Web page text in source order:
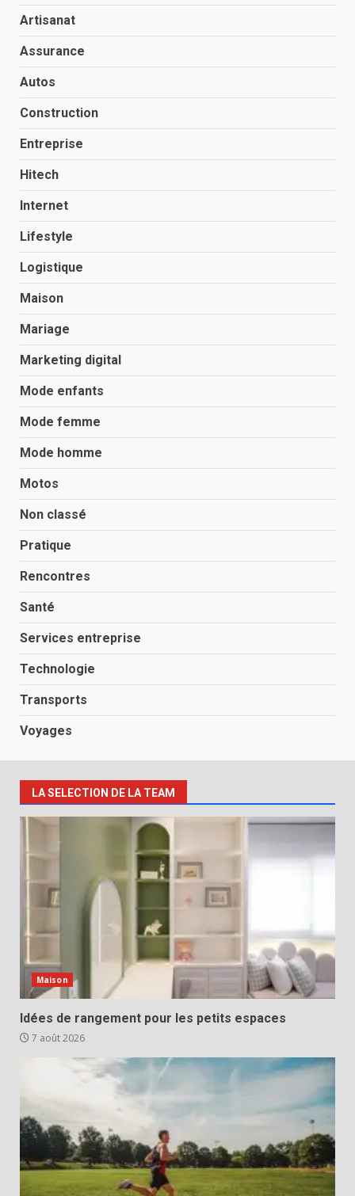
Artisanat
Assurance
Autos
Construction
Entreprise
Hitech
Internet
Lifestyle
Logistique
Maison
Mariage
Marketing digital
Mode enfants
Mode femme
Mode homme
Motos
Non classé
Pratique
Rencontres
Santé
Services entreprise
Technologie
Transports
Voyages
LA SELECTION DE LA TEAM
Maison
Idées de rangement pour les petits espaces
7 août 2026